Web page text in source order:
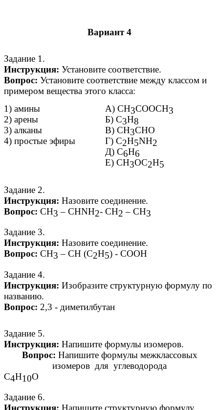
Вариант 4
Задание 1.
Инструкция: Установите соответствие.
Вопрос: Установите соответствие между классом и
примером вещества этого класса:
1) амины
А) СН3СООСН3
2) арены
Б) С3Н8
3) алканы
В) СН3СНО
4) простые эфиры
Г) С2Н5NH2
Д) С6Н6
Е) СН3ОС2Н5
Задание 2.
Инструкция: Назовите соединение.
Вопрос: СН3 – СНNH2- СН2 – СН3
Задание 3.
Инструкция: Назовите соединение.
Вопрос: СН3 – СН (С2Н5) - СООН
Задание 4.
Инструкция: Изобразите структурную формулу по
названию.
Вопрос: 2,3 - диметилбутан
Задание 5.
Инструкция: Напишите формулы изомеров.
Вопрос: Напишите формулы межклассовых
изомеров для углеводорода
С4Н10О
Задание 6.
Инструкция: Напишите структурную формулу.